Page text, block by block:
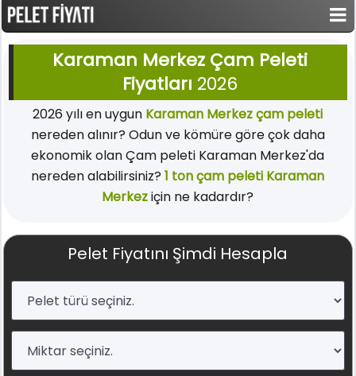
Karaman Merkez Çam Peleti
Fiyatları 2026
2026 yılı en uygun Karaman Merkez çam peleti
nereden alınır? Odun ve kömüre göre çok daha
ekonomik olan Çam peleti Karaman Merkez'da
nereden alabilirsiniz?1 ton çam peleti Karaman
Merkeziçin ne kadardır?
Pelet Fiyatını Şimdi Hesapla